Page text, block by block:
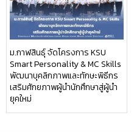
ม.กาฬสินธุ์ จัดโครงการ KSU
Smart Personality & MC Skills
พัฒนาบุคลิกภาพและทักษะพิธีกร
เสริมศักยภาพผู้นำนักศึกษาสู่ผู้นำ
ยุคใหม่